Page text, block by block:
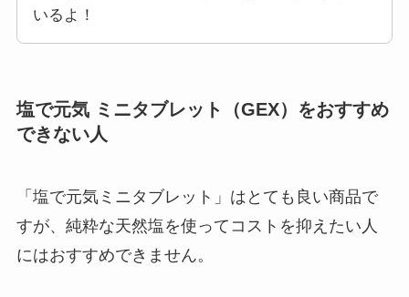
いるよ！
塩で元気 ミニタブレット（GEX）をおすすめ
できない人
「塩で元気ミニタブレット」はとても良い商品で
すが、純粋な天然塩を使ってコストを抑えたい人
にはおすすめできません。